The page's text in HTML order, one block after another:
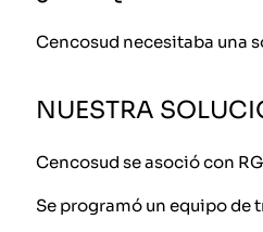
Cencosud necesitaba una
NUESTRA
Cencosud se asoció con
Se programó un equipo de